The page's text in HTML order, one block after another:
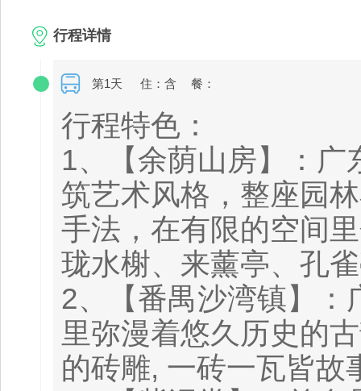
行程详情
第1天 住：含 餐：
行程特色：
1、【余荫山房】：广
筑艺术风格，整座园
手法，在有限的空间
珑水榭、来薰亭、孔
2、【番禺沙湾镇】：
里弥漫着悠久历史的
的砖雕, 一砖一瓦皆故